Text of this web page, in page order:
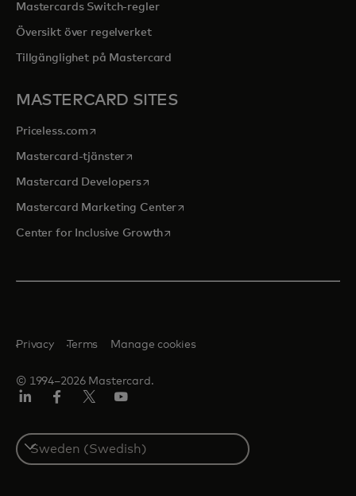
Mastercards Switch-regler
Översikt över regelverket
Tillgänglighet på Mastercard
MASTERCARD SITES
Priceless.com opens in a new tab
Mastercard-tjänsteropens in a new tab
Mastercard Developersopens in a new tab
Mastercard Marketing Centeropens in a new tab
Center for Inclusive Growthopens in a new tab
© 1994–2026 Mastercard.
Privacy Terms Manage cookies
Select
a
country